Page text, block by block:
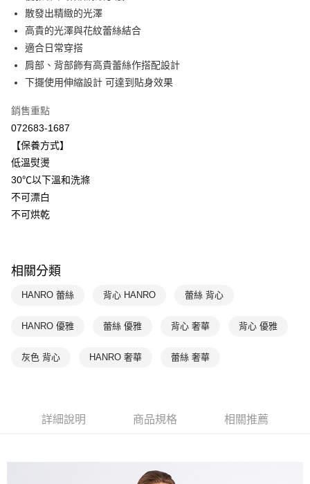
臺灣中小企業銀行
匯豐（台灣）商業銀行
聯邦商業銀行
元大商業銀行
玉山商業銀行
星展（台灣）商業銀行
台新國際商業銀行
中國信託商業銀行
悠遊付
全盈+PAY
付款後全家取貨$888免運-以PackAge+配客嘉循環箱包裝寄出
每筆NT$90，滿NT$888(含以上)免運費
付款後萊爾富取貨
每筆NT$90，滿NT$1,000(含以上)免運費
付款後7-11取貨
每筆NT$90，滿NT$1,000(含以上)免運費
每筆NT$90，滿NT$1,000(含以上)免運費
散發出精緻的光澤
高貴的光澤與花紋蕾絲結合
適合日常穿搭
肩部、背部飾有高貴蕾絲作搭配設計
下擺使用伸縮設計 可達到貼身效果
銷售重點
072683-1687
【保養方式】
低溫熨燙
30℃以下溫和洗滌
不可漂白
不可烘乾
相關分類
HANRO 蕾絲 背心 HANRO 蕾絲 背心
HANRO 優雅 蕾絲 優雅 背心 奢華 背心 優雅
灰色 背心 HANRO 奢華 蕾絲 奢華
詳細說明 商品規格 相關推薦